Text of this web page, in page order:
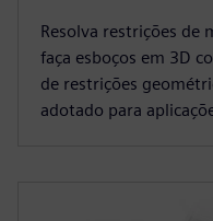
Resolva restrições de
faça esboços em 3D
de restrições
adotado para